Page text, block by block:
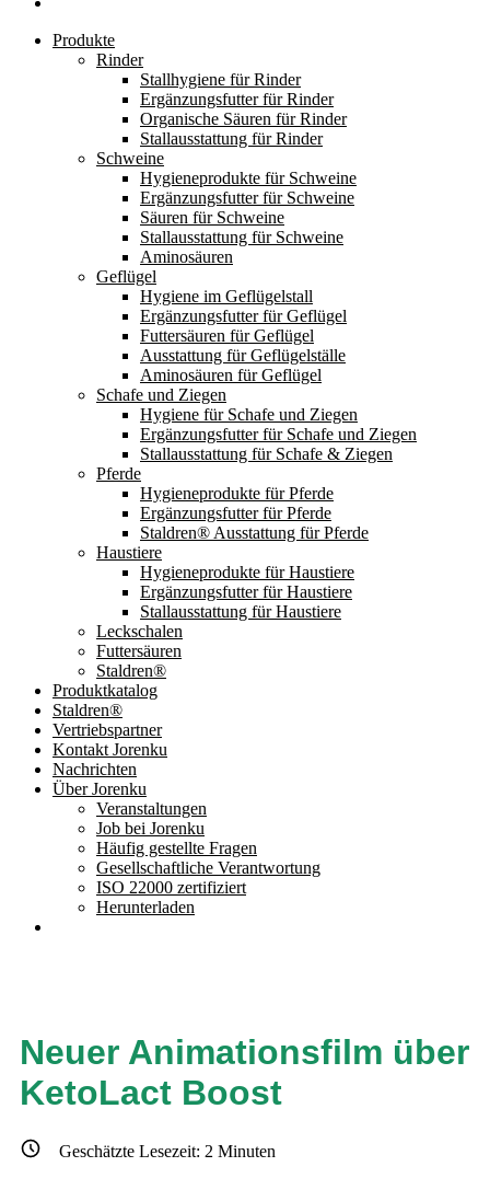
Produkte
Rinder
Stallhygiene für Rinder
Ergänzungsfutter für Rinder
Organische Säuren für Rinder
Stallausstattung für Rinder
Schweine
Hygieneprodukte für Schweine
Ergänzungsfutter für Schweine
Säuren für Schweine
Stallausstattung für Schweine
Aminosäuren
Geflügel
Hygiene im Geflügelstall
Ergänzungsfutter für Geflügel
Futtersäuren für Geflügel
Ausstattung für Geflügelställe
Aminosäuren für Geflügel
Schafe und Ziegen
Hygiene für Schafe und Ziegen
Ergänzungsfutter für Schafe und Ziegen
Stallausstattung für Schafe & Ziegen
Pferde
Hygieneprodukte für Pferde
Ergänzungsfutter für Pferde
Staldren® Ausstattung für Pferde
Haustiere
Hygieneprodukte für Haustiere
Ergänzungsfutter für Haustiere
Stallausstattung für Haustiere
Leckschalen
Futtersäuren
Staldren®
Produktkatalog
Staldren®
Vertriebspartner
Kontakt Jorenku
Nachrichten
Über Jorenku
Veranstaltungen
Job bei Jorenku
Häufig gestellte Fragen
Gesellschaftliche Verantwortung
ISO 22000 zertifiziert
Herunterladen
Neuer Animationsfilm über
KetoLact Boost
Geschätzte Lesezeit: 2 Minuten